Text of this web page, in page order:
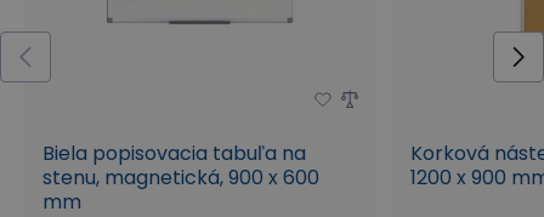
Biela popisovacia tabuľa na
stenu, magnetická, 900 x 600
mm
Korková
1200 x 900